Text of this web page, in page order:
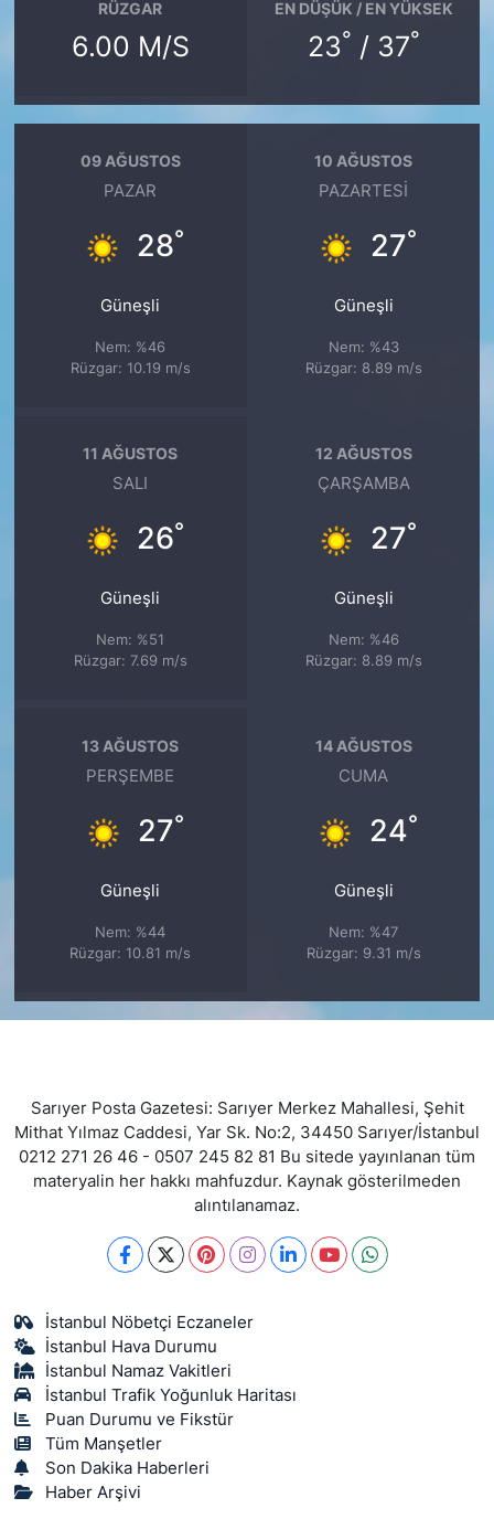
RÜZGAR
6.00 M/S
EN DÜŞÜK / EN YÜKSEK
23° / 37°
09 AĞUSTOS
PAZAR
28°
Güneşli
Nem: %46
Rüzgar: 10.19 m/s
10 AĞUSTOS
PAZARTESI
27°
Güneşli
Nem: %43
Rüzgar: 8.89 m/s
11 AĞUSTOS
SALI
26°
Güneşli
Nem: %51
Rüzgar: 7.69 m/s
12 AĞUSTOS
ÇARŞAMBA
27°
Güneşli
Nem: %46
Rüzgar: 8.89 m/s
13 AĞUSTOS
PERŞEMBE
27°
Güneşli
Nem: %44
Rüzgar: 10.81 m/s
14 AĞUSTOS
CUMA
24°
Güneşli
Nem: %47
Rüzgar: 9.31 m/s
Sarıyer Posta Gazetesi: Sarıyer Merkez Mahallesi, Şehit
Mithat Yılmaz Caddesi, Yar Sk. No:2, 34450 Sarıyer/İstanbul
0212 271 26 46 - 0507 245 82 81 Bu sitede yayınlanan tüm
materyalin her hakkı mahfuzdur. Kaynak gösterilmeden
alıntılanamaz.
İstanbul Nöbetçi Eczaneler
İstanbul Hava Durumu
İstanbul Namaz Vakitleri
İstanbul Trafik Yoğunluk Haritası
Puan Durumu ve Fikstür
Tüm Manşetler
Son Dakika Haberleri
Haber Arşivi